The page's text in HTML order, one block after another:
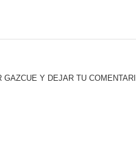
otorga
Y DEJAR TU